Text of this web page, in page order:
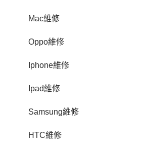
Mac維修
Oppo維修
Iphone維修
Ipad維修
Samsung維修
HTC維修